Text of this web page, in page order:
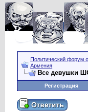
Политический форум
Армения
Все девушки
Регистрация